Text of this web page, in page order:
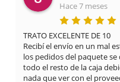
Hace 3 meses
Muy buena experiencia con
servicio ha sido excelente
momento. Me
rápida y eficaz para el
la réplica, manteniendo